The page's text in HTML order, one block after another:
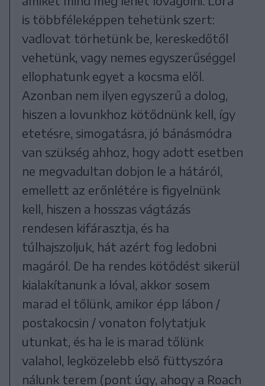
is többféleképpen tehetünk szert:
vadlovat törhetünk be, kereskedőtől
vehetünk, vagy nemes egyszerűséggel
ellophatunk egyet a kocsma elől.
Azonban nem ilyen egyszerű a dolog,
hiszen a lovunkhoz kötődnünk kell, így
etetésre, simogatásra, jó bánásmódra
van szükség ahhoz, hogy adott esetben
ne megvadultan dobjon le a hátáról,
emellett az erőnlétére is figyelnünk
kell, hiszen a hosszas vágtázás
rendesen kifárasztja, és ha
túlhajszoljuk, hát azért fog ledobni
magáról. De ha rendes kötődést sikerül
kialakítanunk a lóval, akkor sosem
marad el tőlünk, amikor épp lábon /
postakocsin / vonaton folytatjuk
utunkat, és ha le is marad tőlünk
valahol, legközelebb első füttyszóra
nálunk terem (pont úgy, ahogy a Roach